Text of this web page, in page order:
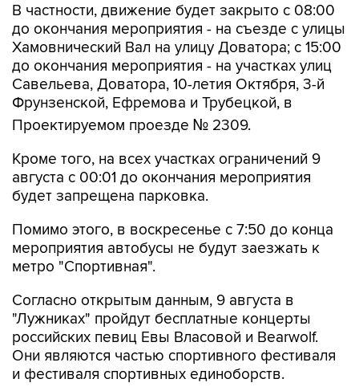
Хамовнический Вал на улицу Доватора; с 15:00
до окончания мероприятия - на участках улиц
Савельева, Доватора, 10-летия Октября, 3-й
Фрунзенской, Ефремова и Трубецкой, в
Проектируемом проезде № 2309.
Кроме того, на всех участках ограничений 9
будет запрещена парковка.
Помимо этого, в воскресенье с 7:50 до конца
метро "Спортивная".
Согласно открытым данным, 9 августа в
российских певиц Евы Власовой и Bearwolf.
Они являются частью спортивного фестиваля
и фестиваля спортивных единоборств.
Фрунзенская Лужники